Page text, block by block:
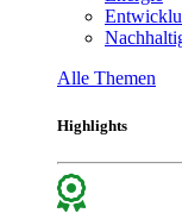
Alle Themen
Highlights